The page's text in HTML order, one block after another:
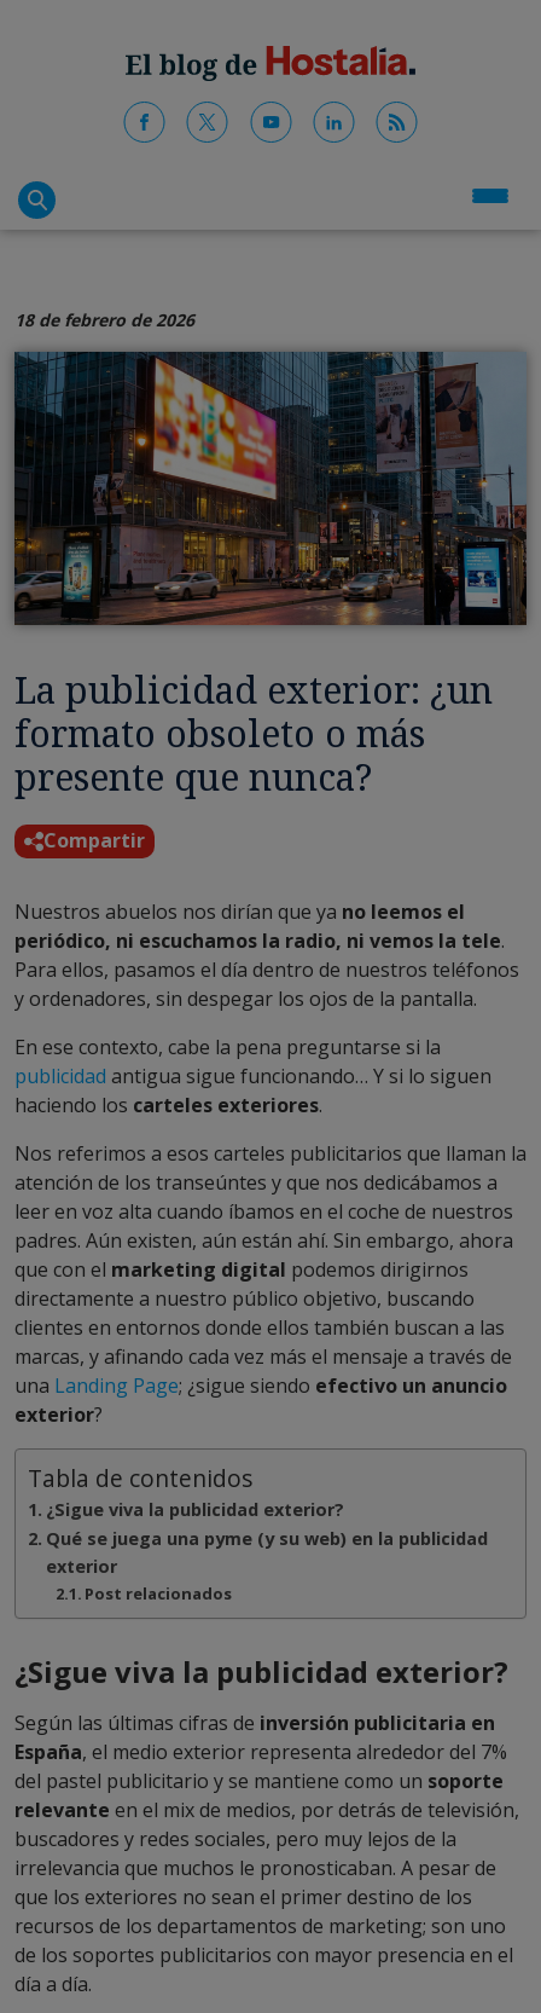
18 de febrero de 2026
La publicidad exterior: ¿un
formato obsoleto o más
presente que nunca?
Compartir
Nuestros abuelos nos dirían que ya no leemos el
periódico, ni escuchamos la radio, ni vemos la tele.
Para ellos, pasamos el día dentro de nuestros teléfonos
y ordenadores, sin despegar los ojos de la pantalla.
En ese contexto, cabe la pena preguntarse si la
publicidad antigua sigue funcionando… Y si lo siguen
haciendo los carteles exteriores.
Nos referimos a esos carteles publicitarios que llaman la
atención de los transeúntes y que nos dedicábamos a
leer en voz alta cuando íbamos en el coche de nuestros
padres. Aún existen, aún están ahí. Sin embargo, ahora
que con el marketing digital podemos dirigirnos
directamente a nuestro público objetivo, buscando
clientes en entornos donde ellos también buscan a las
marcas, y afinando cada vez más el mensaje a través de
una Landing Page; ¿sigue siendo efectivo un anuncio
exterior?
Tabla de contenidos
¿Sigue viva la publicidad exterior?
Qué se juega una pyme (y su web) en la publicidad
exterior
Post relacionados
¿Sigue viva la publicidad exterior?
Según las últimas cifras de inversión publicitaria en
España, el medio exterior representa alrededor del 7%
del pastel publicitario y se mantiene como un soporte
relevante en el mix de medios, por detrás de televisión,
buscadores y redes sociales, pero muy lejos de la
irrelevancia que muchos le pronosticaban. A pesar de
que los exteriores no sean el primer destino de los
recursos de los departamentos de marketing; son uno
de los soportes publicitarios con mayor presencia en el
día a día.